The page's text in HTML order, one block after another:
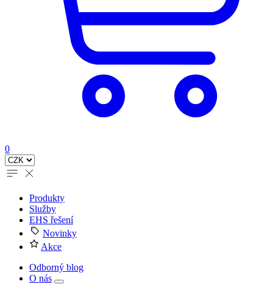
0
Produkty
Služby
EHS řešení
Novinky
Akce
Odborný blog
O nás